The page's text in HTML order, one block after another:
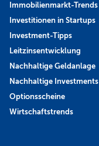
Immobilienmarkt-Trends
Investitionen in Startups
Investment-Tipps
Leitzinsentwicklung
Nachhaltige Geldanlage
Nachhaltige Investments
Optionsscheine
Wirtschaftstrends